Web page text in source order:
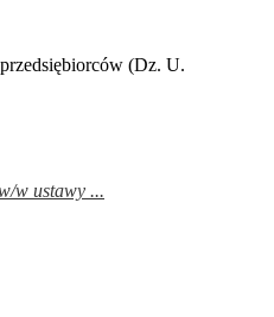
(Dz. U.
w ustawy ...